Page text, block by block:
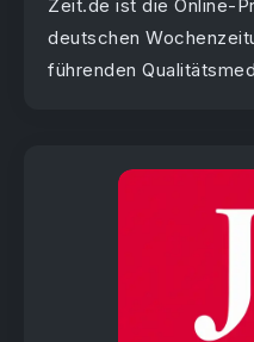
Zeit.de ist die Online-
deutschen
führenden